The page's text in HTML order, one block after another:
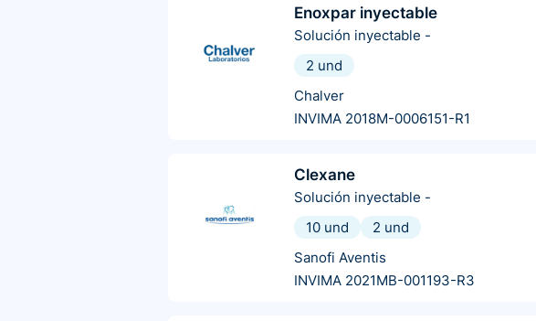
Enoxpar inyectable
Solución inyectable -
2 und
Chalver
INVIMA 2018M-0006151-R1
Clexane
Solución inyectable -
10 und
2 und
Sanofi Aventis
INVIMA 2021MB-001193-R3